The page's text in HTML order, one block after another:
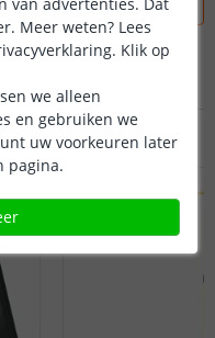
product.
Meer weten? Lees
Klik op
we alleen
en gebruiken we
uw voorkeuren later
pagina.